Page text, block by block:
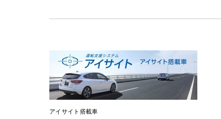
アイサイト搭載車